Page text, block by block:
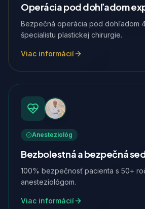
Operácia pod dohľadom
Bezpečná operácia pod dohľadom
špecialistu plastickej chirurgie.
Viac informácií
Anesteziológ
Bezbolestná a bezpečná
100% bezpečnosť pacienta s 50+
anesteziológom.
Viac informácií